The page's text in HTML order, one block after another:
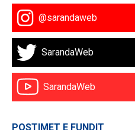
@sarandaweb
SarandaWeb
SarandaWeb
POSTIMET E FUNDIT